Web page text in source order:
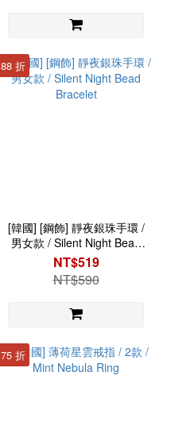
88 折
[韓國] [鋼飾] 靜夜銀珠手環 /
男女款 / Silent Night Bead
Bracelet
NT$519
NT$590
75 折